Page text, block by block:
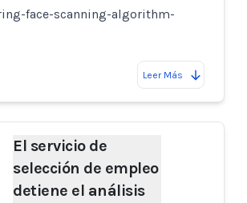
face-scanning-algorithm-
Leer Más
El servicio de
selección de empleo
detiene el análisis